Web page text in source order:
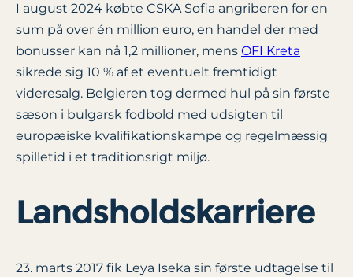
I august 2024 købte CSKA Sofia angriberen for en
sum på over én million euro, en handel der med
bonusser kan nå 1,2 millioner, mens OFI Kreta
sikrede sig 10 % af et eventuelt fremtidigt
videresalg. Belgieren tog dermed hul på sin første
sæson i bulgarsk fodbold med udsigten til
europæiske kvalifikationskampe og regelmæssig
spilletid i et traditionsrigt miljø.
Landsholdskarriere
23. marts 2017 fik Leya Iseka sin første udtagelse til